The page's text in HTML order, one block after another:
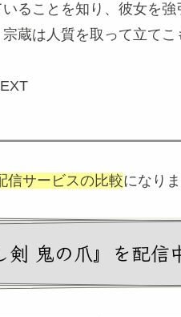
ることを知り、彼女を
蔵は人質を取って立て
信サービスの比較になりま
剣 鬼の爪』を配信